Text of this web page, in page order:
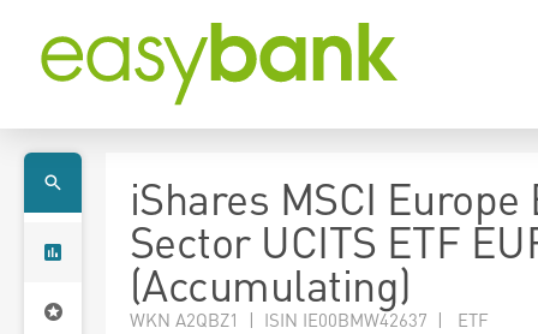
iShares MSCI Europe
Sector UCITS ETF
(Accumulating)
WKN A2QBZ1 | ISIN IE00BMW42637 | ETF